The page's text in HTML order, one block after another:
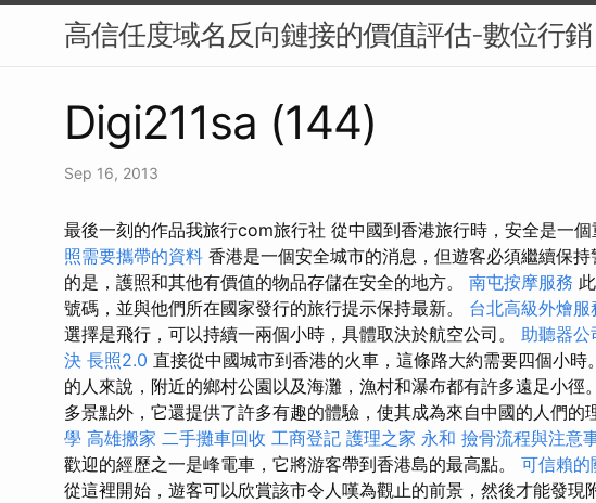
高信任度域名反向鏈接的價值評估-數位行銷
Digi211sa (144)
Sep 16, 2013
最後一刻的作品我旅行com旅行社 從中國到香港旅行時，安全是一個
照需要攜帶的資料 香港是一個安全城市的消息，但遊客必須繼續保持
的是，護照和其他有價值的物品存儲在安全的地方。 南屯按摩服務
號碼，並與他們所在國家發行的旅行提示保持最新。 台北高級外燴服
選擇是飛行，可以持續一兩個小時，具體取決於航空公司。 助聽器公
決 長照2.0 直接從中國城市到香港的火車，這條路大約需要四個小
的人來說，附近的鄉村公園以及海灘，漁村和瀑布都有許多遠足小徑。
多景點外，它還提供了許多有趣的體驗，使其成為來自中國的人們的
學 高雄搬家 二手攤車回收 工商登記 護理之家 永和 撿骨流程與注意
歡迎的經歷之一是峰電車，它將游客帶到香港島的最高點。 可信賴的
從這裡開始，遊客可以欣賞該市令人嘆為觀止的前景，然後才能發現